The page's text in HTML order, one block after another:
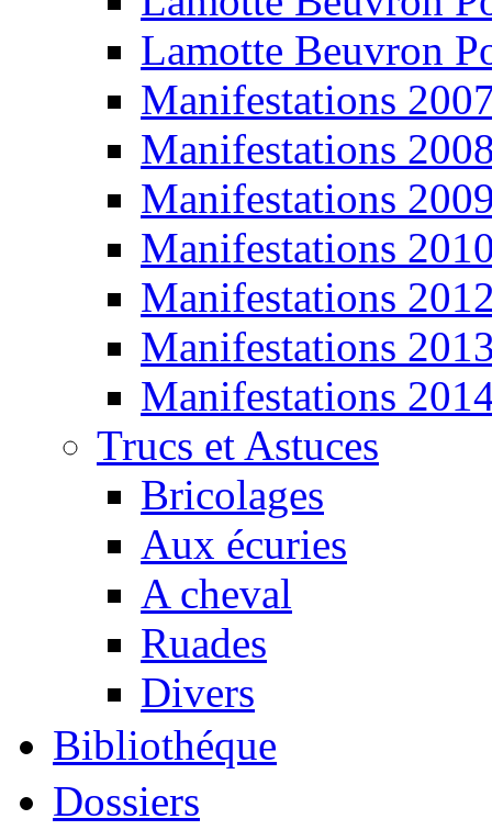
Lamotte Beuvron
Manifestations
Manifestations
Manifestations
Manifestations
Manifestations
Manifestations
Manifestations
Trucs et Astuces
Bricolages
Aux écuries
A cheval
Ruades
Divers
Bibliothéque
Dossiers